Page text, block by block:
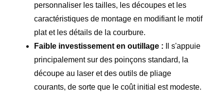
personnaliser les tailles, les découpes et les
caractéristiques de montage en modifiant le motif
plat et les détails de la courbure.
Faible investissement en outillage : Il s'appuie
principalement sur des poinçons standard, la
découpe au laser et des outils de pliage
courants, de sorte que le coût initial est modeste.